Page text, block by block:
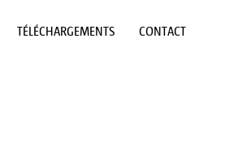
TÉLÉCHARGEMENTS CONTACT